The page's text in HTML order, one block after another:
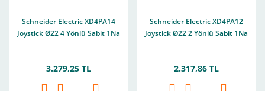
Schneider Electric XD4PA14
Joystick Ø22 4 Yönlü Sabit 1Na
3.279,25 TL
Schneider Electric XD4PA12
Joystick Ø22 2 Yönlü Sabit 1Na
2.317,86 TL